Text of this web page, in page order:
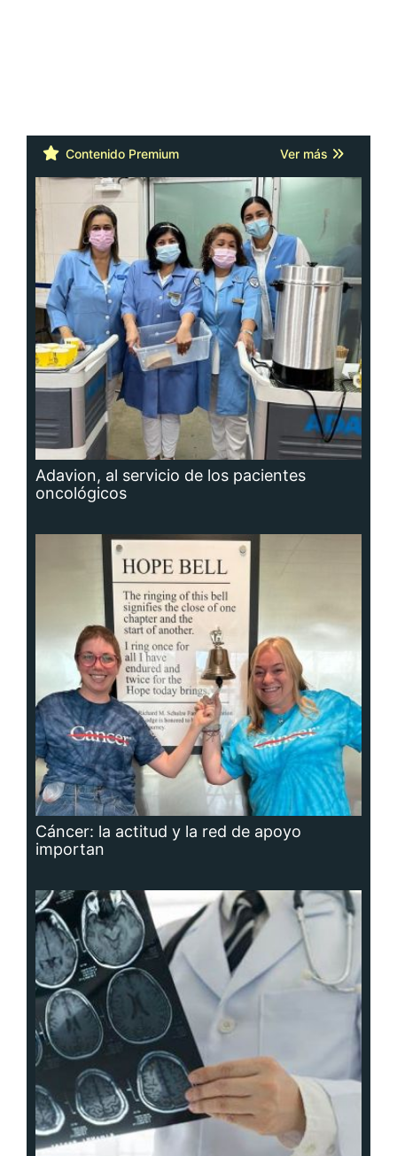
Contenido Premium Ver más
Adavion, al servicio de los pacientes
oncológicos
Cáncer: la actitud y la red de apoyo
importan